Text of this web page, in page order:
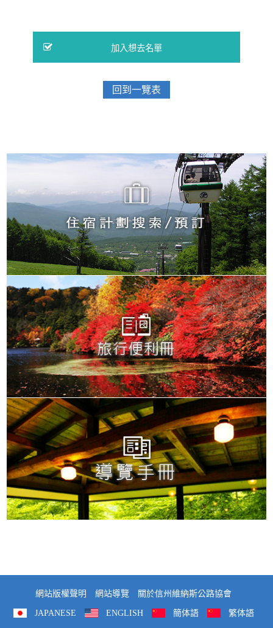
回到一覽表
網站版權聲明 網站導覽 關於信州維納斯公路協會
JAPANESE ENGLISH 簡体語 繁体語